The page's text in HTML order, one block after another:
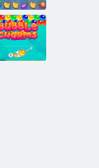
Fruit Crush